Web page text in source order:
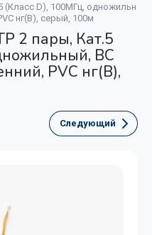
(Класс D), 100МГц, одножильн
нг(B), серый, 100м
2 пары, Кат.5
BC
PVC нг(B),
Следующий